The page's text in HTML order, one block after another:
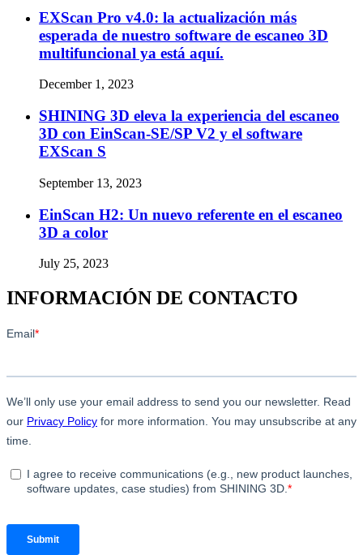
EXScan Pro v4.0: la actualización más
esperada de nuestro software de escaneo 3D
multifuncional ya está aquí.
December 1, 2023
SHINING 3D eleva la experiencia del escaneo
3D con EinScan-SE/SP V2 y el software
EXScan S
September 13, 2023
EinScan H2: Un nuevo referente en el escaneo
3D a color
July 25, 2023
INFORMACIÓN DE CONTACTO